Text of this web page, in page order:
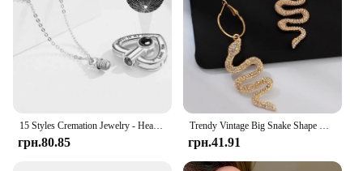
15 Styles Cremation Jewelry - Heart Shped Crystal Urn Necklace Ashes Keepsake Pendant Jewelry Gifts For Women Girls
грн.80.85
Trendy Vintage Big Snake Shape Dangle Earrings For Women Girl Retro Drop Earrings Cute Small Object Earring Jewelry Bijoux Gifts
грн.41.91